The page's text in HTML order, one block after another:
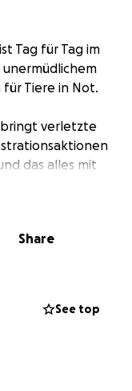
Tag für Tag im
unermüdlichem
für Tiere in Not.
verletzte
das alles mit
an seine
keine Chance.
oder ein
für
Share
See top